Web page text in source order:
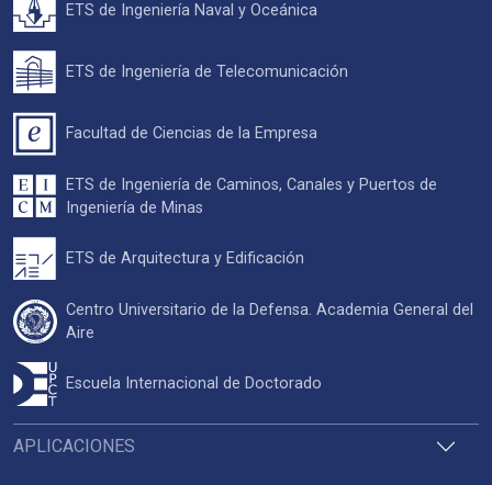
APLICACIONES
ETS de Ingeniería Naval y Oceánica
ETS de Ingeniería de Telecomunicación
Facultad de Ciencias de la Empresa
ETS de Ingeniería de Caminos, Canales y Puertos de
Ingeniería de Minas
ETS de Arquitectura y Edificación
Centro Universitario de la Defensa. Academia General del
Aire
Escuela Internacional de Doctorado